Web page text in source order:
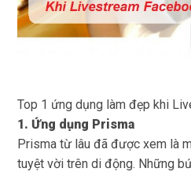
Top 1 ứng dụng làm đẹp khi
1. Ứng dụng Prisma
Prisma từ lâu đã được xem là
tuyệt vời trên di động. Những